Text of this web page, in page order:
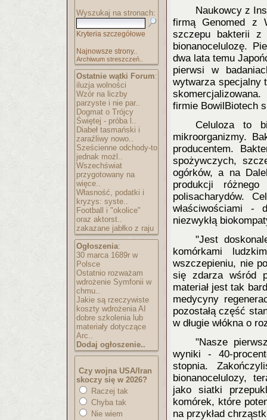
Wyszukaj na stronach:
Kryteria szczegółowe
Najnowsze strony..
Archiwum streszczeń..
Ostatnie wątki Forum:
iluzja wolności
Wzór na liczby
parzyste i nie par..
Dogmat o Trójcy
Świętej - próba l..
Diabeł tasmański i
zaraźliwy nowo..
Sześcienne odchody-to
jednak możl..
Wszechświat
przygotowany na
więce..
Własność, podatki i
kryzys: syste..
Football i "okolice"
oraz aktorst..
zakazane jabłko z raju
Ogłoszenia:
30 marca 1689r w
Polsce
Ostatnio rozważam
wdrożenie Symfonii w
chmu..
Jakie są rzeczywiste
koszty wdrożenia AI
dobre szkolenia lub
materiały dotyczące
Arc..
Dodaj ogłoszenie..
Czy wojna USA/Iran
skoczy się w 2026?
Raczej tak
Chyba tak
Nie wiem
Naukowcy z
firmą Genomed z
szczepu bakterii z
bionanocelulozę.
dwa lata temu
pierwsi w
wytwarza specjalny
firmie BowilBiotech
Celuloza to
mikroorganizmy.
producentem.
spożywczych,
ogórków, a na
produkcji
polisacharydów.
właściwościami -
niezwykłą
"Jest
komórkami
wszczepieniu, nie
się zdarza wśród
materiał jest tak
medycyny
pozostałą część
w długie włókna o
"Nasze
wyniki - 40-
stopnia.
bionanocelulozy,
jako siatki
komórek, które
na przykład